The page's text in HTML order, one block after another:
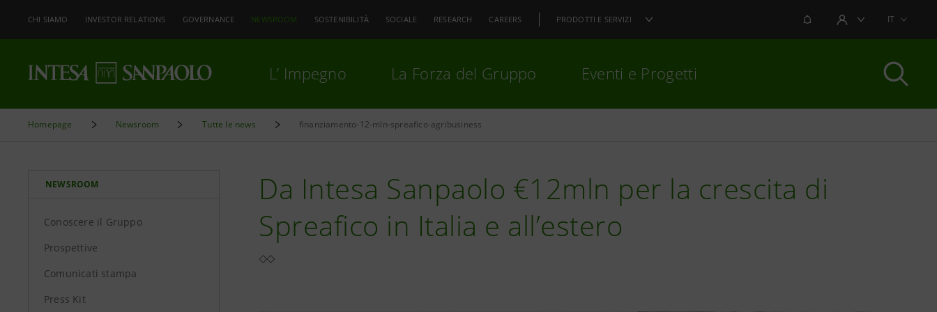
CHI SIAMO INVESTOR RELATIONS GOVERNANCE NEWSROOM SOSTENIBILITÀ SOCIALE RESEARCH CAREERS PRODOTTI E SERVIZI NOTIFICHEAREA UTENTEIT
L’ Impegno La Forza del Gruppo Eventi e Progetti
Homepage Newsroom Tutte le news finanziamento-12-mln-spreafico-agribusiness
NEWSROOM
Conoscere il Gruppo
Prospettive
Comunicati stampa
Press Kit
Da Intesa Sanpaolo €12mln per la crescita di
Spreafico in Italia e all’estero